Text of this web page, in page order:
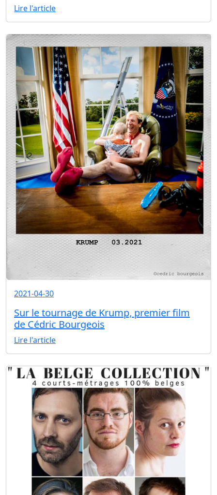
Lire l'article
2021-04-30
Sur le tournage de Krump, premier film
de Cédric Bourgeois
Lire l'article